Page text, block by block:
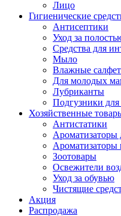
Лицо
Гигиенические
Антисептики
Уход за
Средства для
Мыло
Влажные
Для молодых
Лубриканты
Подгузники для
Хозяйственные
Антистатики
Ароматизаторы
Ароматизаторы
Зоотовары
Освежители
Уход за обувью
Чистящие
Акция
Распродажа